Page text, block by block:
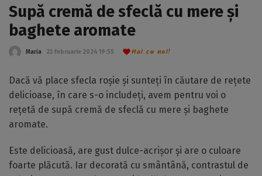
Supă cremă de sfeclă cu mere și
baghete aromate
Maria 23 februarie 2024 19:55 Hai cu noi!
Dacă vă place sfecla roșie și sunteți în căutare de rețete
delicioase, în care s-o includeți, avem pentru voi o
rețetă de supă cremă de sfeclă cu mere și baghete
aromate.
Este delicioasă, are gust dulce-acrișor și are o culoare
foarte plăcută. Iar decorată cu smântână, contrastul de